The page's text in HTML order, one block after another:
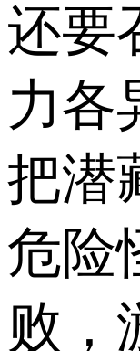
还要
力各
把潜
危险
败，